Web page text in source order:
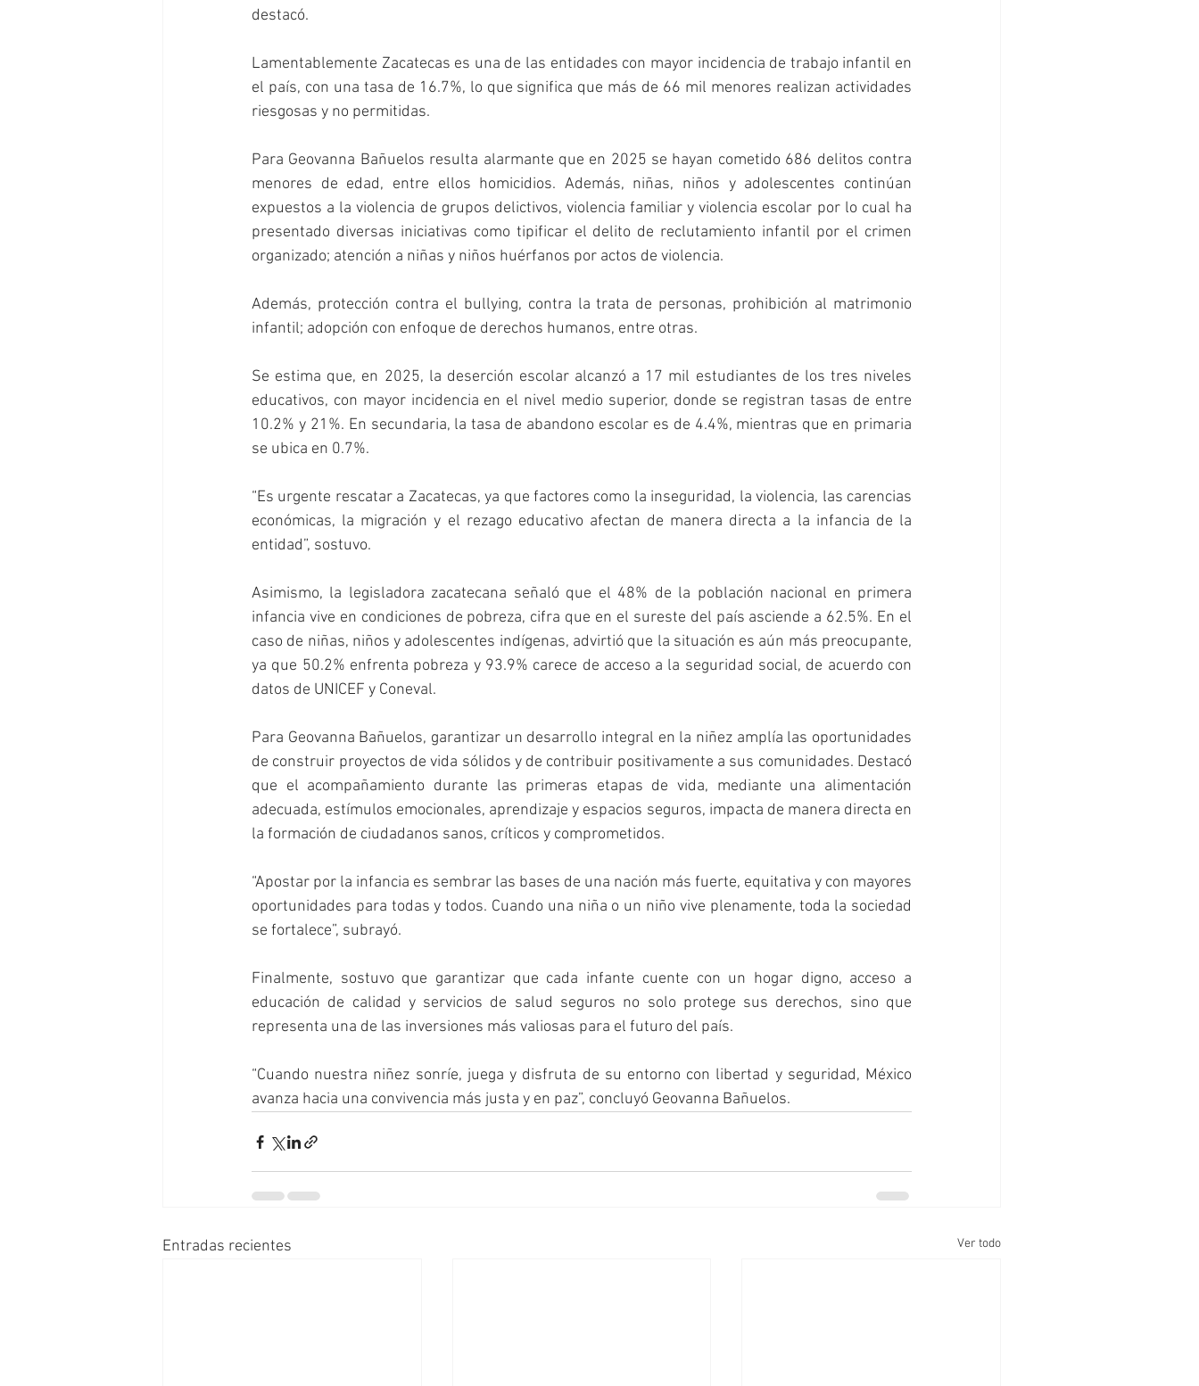
destacó.
Lamentablemente Zacatecas es una de las entidades con mayor incidencia de trabajo infantil en
el país, con una tasa de 16.7%, lo que significa que más de 66 mil menores realizan actividades
riesgosas y no permitidas.
Para Geovanna Bañuelos resulta alarmante que en 2025 se hayan cometido 686 delitos contra
menores de edad, entre ellos homicidios. Además, niñas, niños y adolescentes continúan
expuestos a la violencia de grupos delictivos, violencia familiar y violencia escolar por lo cual ha
presentado diversas iniciativas como tipificar el delito de reclutamiento infantil por el crimen
organizado; atención a niñas y niños huérfanos por actos de violencia.
Además, protección contra el bullying, contra la trata de personas, prohibición al matrimonio
infantil; adopción con enfoque de derechos humanos, entre otras.
Se estima que, en 2025, la deserción escolar alcanzó a 17 mil estudiantes de los tres niveles
educativos, con mayor incidencia en el nivel medio superior, donde se registran tasas de entre
10.2% y 21%. En secundaria, la tasa de abandono escolar es de 4.4%, mientras que en primaria
se ubica en 0.7%.
“Es urgente rescatar a Zacatecas, ya que factores como la inseguridad, la violencia, las carencias
económicas, la migración y el rezago educativo afectan de manera directa a la infancia de la
entidad”, sostuvo.
Asimismo, la legisladora zacatecana señaló que el 48% de la población nacional en primera
infancia vive en condiciones de pobreza, cifra que en el sureste del país asciende a 62.5%. En el
caso de niñas, niños y adolescentes indígenas, advirtió que la situación es aún más preocupante,
ya que 50.2% enfrenta pobreza y 93.9% carece de acceso a la seguridad social, de acuerdo con
datos de UNICEF y Coneval.
Para Geovanna Bañuelos, garantizar un desarrollo integral en la niñez amplía las oportunidades
de construir proyectos de vida sólidos y de contribuir positivamente a sus comunidades. Destacó
que el acompañamiento durante las primeras etapas de vida, mediante una alimentación
adecuada, estímulos emocionales, aprendizaje y espacios seguros, impacta de manera directa en
la formación de ciudadanos sanos, críticos y comprometidos.
“Apostar por la infancia es sembrar las bases de una nación más fuerte, equitativa y con mayores
oportunidades para todas y todos. Cuando una niña o un niño vive plenamente, toda la sociedad
se fortalece”, subrayó.
Finalmente, sostuvo que garantizar que cada infante cuente con un hogar digno, acceso a
educación de calidad y servicios de salud seguros no solo protege sus derechos, sino que
representa una de las inversiones más valiosas para el futuro del país.
“Cuando nuestra niñez sonríe, juega y disfruta de su entorno con libertad y seguridad, México
avanza hacia una convivencia más justa y en paz”, concluyó Geovanna Bañuelos.
Entradas recientes Ver todo